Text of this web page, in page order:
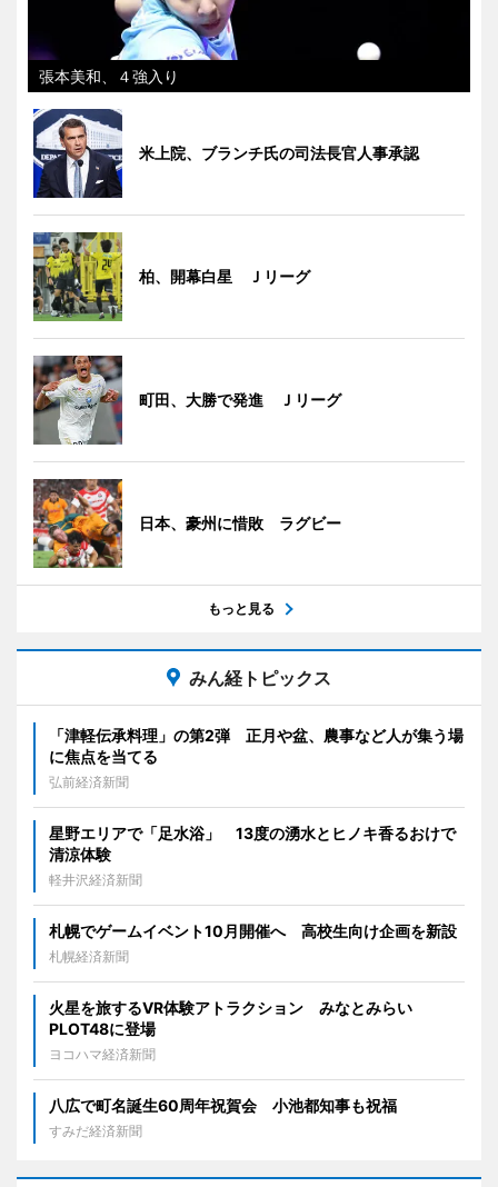
張本美和、４強入り
米上院、ブランチ氏の司法長官人事承認
柏、開幕白星 Ｊリーグ
町田、大勝で発進 Ｊリーグ
日本、豪州に惜敗 ラグビー
もっと見る
みん経トピックス
「津軽伝承料理」の第2弾 正月や盆、農事など人が集う場
に焦点を当てる
弘前経済新聞
星野エリアで「足水浴」 13度の湧水とヒノキ香るおけで
清涼体験
軽井沢経済新聞
札幌でゲームイベント10月開催へ 高校生向け企画を新設
札幌経済新聞
火星を旅するVR体験アトラクション みなとみらい
PLOT48に登場
ヨコハマ経済新聞
八広で町名誕生60周年祝賀会 小池都知事も祝福
すみだ経済新聞